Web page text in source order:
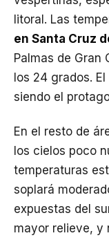
litoral. Las
en Santa Cruz
Palmas de Gran
los 24 grados.
siendo el
En el resto de
los cielos poco
temperaturas
soplará
expuestas del
mayor relieve, y